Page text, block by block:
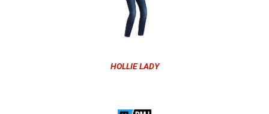
HOLLIE LADY